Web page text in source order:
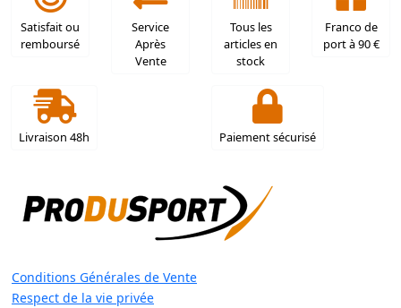
Satisfait ou
remboursé
Service
Après
Vente
Tous les
articles en
stock
Franco de
port à 90 €
Livraison 48h Paiement sécurisé
Conditions Générales de Vente
Respect de la vie privée